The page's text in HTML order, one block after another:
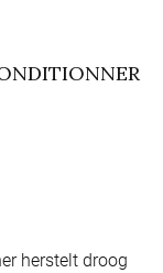
herstelt droog